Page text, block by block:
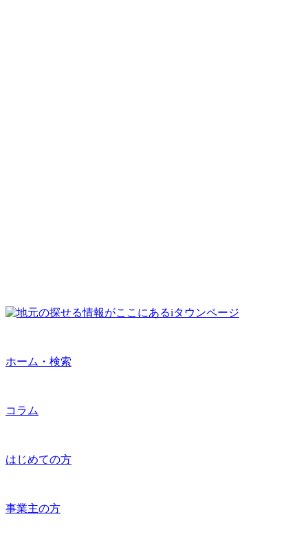
ホーム・検索
コラム
はじめての方
事業主の方